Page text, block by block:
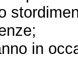
in